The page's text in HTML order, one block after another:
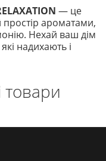
— це
простір ароматами,
Нехай ваш дім
надихають і
товари